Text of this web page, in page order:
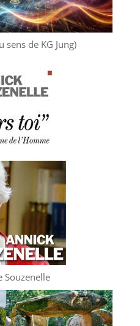
sens de KG Jung)
Souzenelle